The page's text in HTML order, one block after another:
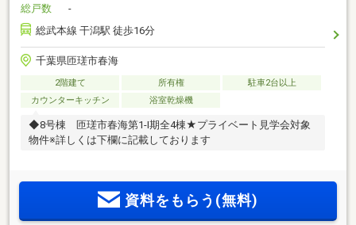
総戸数
-
総武本線 干潟駅 徒歩16分
千葉県匝瑳市春海
2階建て 所有権
駐車2台以上
カウンターキッチン
浴室乾燥機
◆8号棟 匝瑳市春海第1-I期全4棟★プライベート見学会対象
物件※詳しくは下欄に記載しております
資料をもらう(無料)